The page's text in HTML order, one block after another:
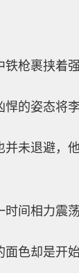
枪裹挟着
的姿态将李
未退避，
间相力震
面色却是开